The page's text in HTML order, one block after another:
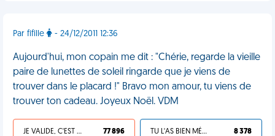
Par fifille - 24/12/2011 12:36
Aujourd'hui, mon copain me dit : "Chérie, regarde la vieille
paire de lunettes de soleil ringarde que je viens de
trouver dans le placard !" Bravo mon amour, tu viens de
trouver ton cadeau. Joyeux Noël. VDM
JE VALIDE, C'EST UNE VDM 77 896 TU L'AS BIEN MÉRITÉ 8 378